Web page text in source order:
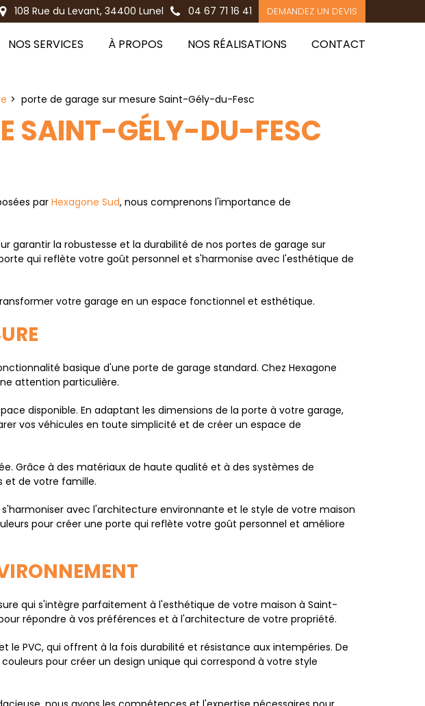
108 Rue du Levant, 34400 Lunel 04 67 71 16 41 DEMANDEZ UN DEVIS
NOS SERVICES À PROPOS NOS RÉALISATIONS CONTACT
porte de garage sur mesure Saint-Gély-du-Fesc
SAINT-GÉLY-DU-FESC
par Hexagone Sud, nous comprenons l'importance de
garantir la robustesse et la durabilité de nos portes de garage sur
qui reflète votre goût personnel et s'harmonise avec l'esthétique de
votre garage en un espace fonctionnel et esthétique.
basique d'une porte de garage standard. Chez Hexagone
attention particulière.
disponible. En adaptant les dimensions de la porte à votre garage,
vos véhicules en toute simplicité et de créer un espace de
Grâce à des matériaux de haute qualité et à des systèmes de
et de votre famille.
avec l'architecture environnante et le style de votre maison
pour créer une porte qui reflète votre goût personnel et améliore
qui s'intègre parfaitement à l'esthétique de votre maison à Saint-
répondre à vos préférences et à l'architecture de votre propriété.
PVC, qui offrent à la fois durabilité et résistance aux intempéries. De
pour créer un design unique qui correspond à votre style